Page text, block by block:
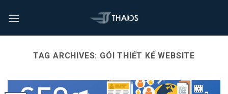
TAG ARCHIVES: GÓI THIẾT KẾ WEBSITE